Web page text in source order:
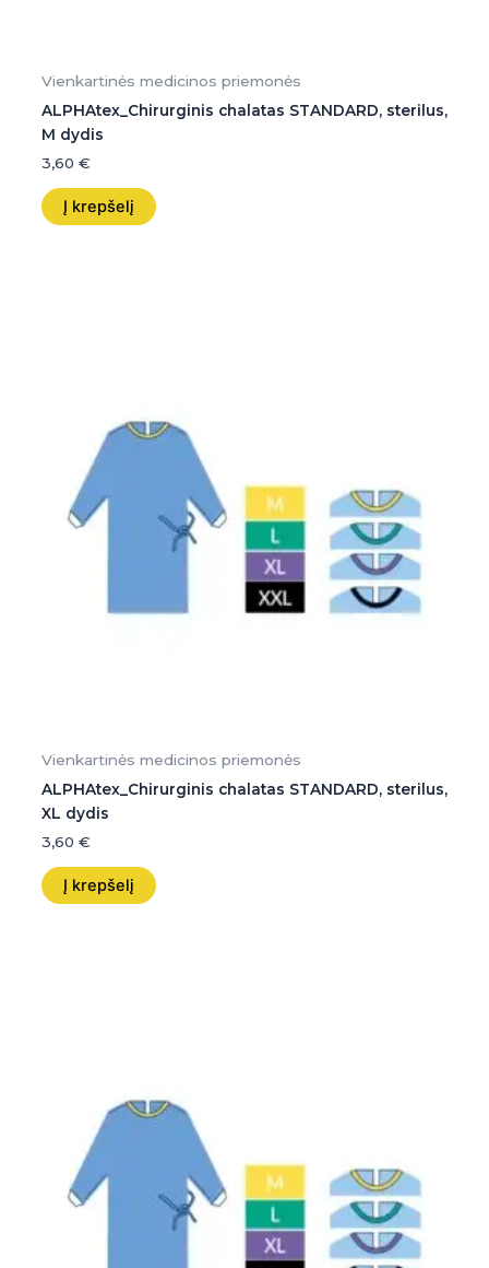
Vienkartinės medicinos priemonės
ALPHAtex_Chirurginis chalatas STANDARD, sterilus,
M dydis
3,60 €
Į krepšelį
Vienkartinės medicinos priemonės
ALPHAtex_Chirurginis chalatas STANDARD, sterilus,
XL dydis
3,60 €
Į krepšelį